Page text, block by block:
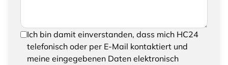
Um Ihre Anfrage senden zu können, bestätigen
Sie bitte das Speichern und Verarbeiten Ihrer
eingegebenen Daten
Ich bin damit einverstanden, dass mich HC24
telefonisch oder per E-Mail kontaktiert und
meine eingegebenen Daten elektronisch